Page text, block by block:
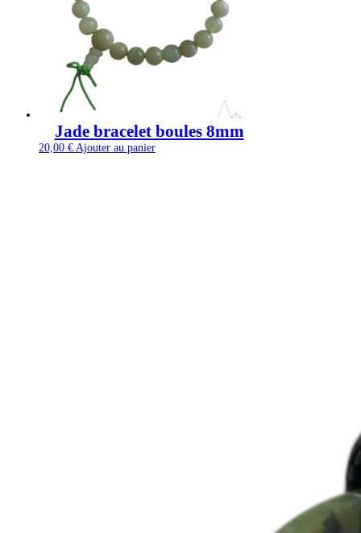
Jade bracelet boules 8mm
20,00 € Ajouter au panier